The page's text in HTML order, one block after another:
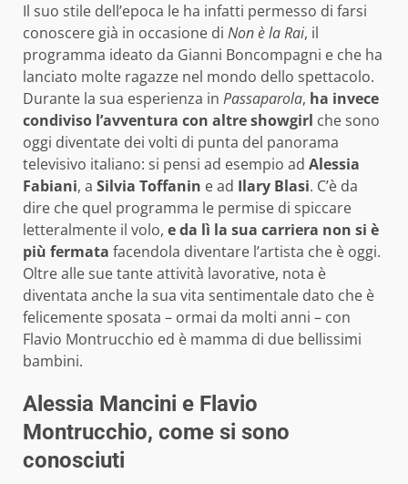
Il suo stile dell’epoca le ha infatti permesso di farsi
conoscere già in occasione di Non è la Rai, il
programma ideato da Gianni Boncompagni e che ha
lanciato molte ragazze nel mondo dello spettacolo.
Durante la sua esperienza in Passaparola, ha invece
condiviso l’avventura con altre showgirl che sono
oggi diventate dei volti di punta del panorama
televisivo italiano: si pensi ad esempio ad Alessia
Fabiani, a Silvia Toffanin e ad Ilary Blasi. C’è da
dire che quel programma le permise di spiccare
letteralmente il volo, e da lì la sua carriera non si è
più fermata facendola diventare l’artista che è oggi.
Oltre alle sue tante attività lavorative, nota è
diventata anche la sua vita sentimentale dato che è
felicemente sposata – ormai da molti anni – con
Flavio Montrucchio ed è mamma di due bellissimi
bambini.
Alessia Mancini e Flavio
Montrucchio, come si sono
conosciuti